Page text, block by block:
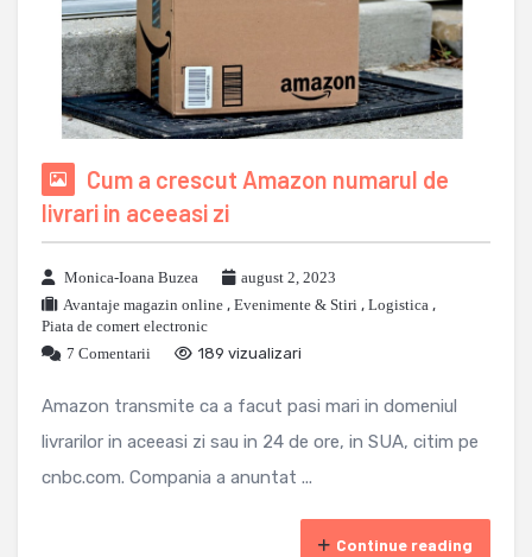
Cum a crescut Amazon numarul de
livrari in aceeasi zi
Monica-Ioana Buzea
august 2, 2023
Avantaje magazin online , Evenimente & Stiri , Logistica ,
Piata de comert electronic
7 Comentarii
189 vizualizari
Amazon transmite ca a facut pasi mari in domeniul
livrarilor in aceeasi zi sau in 24 de ore, in SUA, citim pe
cnbc.com. Compania a anuntat ...
Continue reading